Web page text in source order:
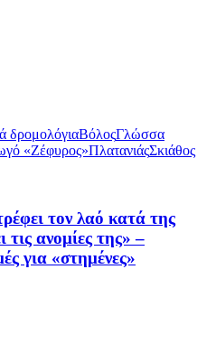
δρομολόγιαΒόλοςΓλώσσα
«Ζέφυρος»ΠλατανιάςΣκιάθος
τον λαό κατά της
ανομίες της» –
για «στημένες»